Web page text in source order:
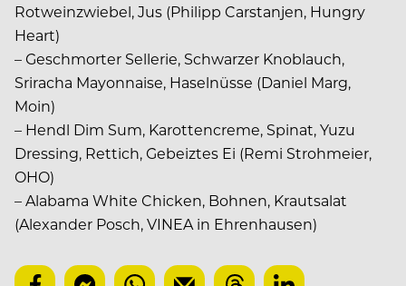
Rotweinzwiebel, Jus (Philipp Carstanjen, Hungry
Heart)
– Geschmorter Sellerie, Schwarzer Knoblauch,
Sriracha Mayonnaise, Haselnüsse (Daniel Marg,
Moin)
– Hendl Dim Sum, Karottencreme, Spinat, Yuzu
Dressing, Rettich, Gebeiztes Ei (Remi Strohmeier,
OHO)
– Alabama White Chicken, Bohnen, Krautsalat
(Alexander Posch, VINEA in Ehrenhausen)